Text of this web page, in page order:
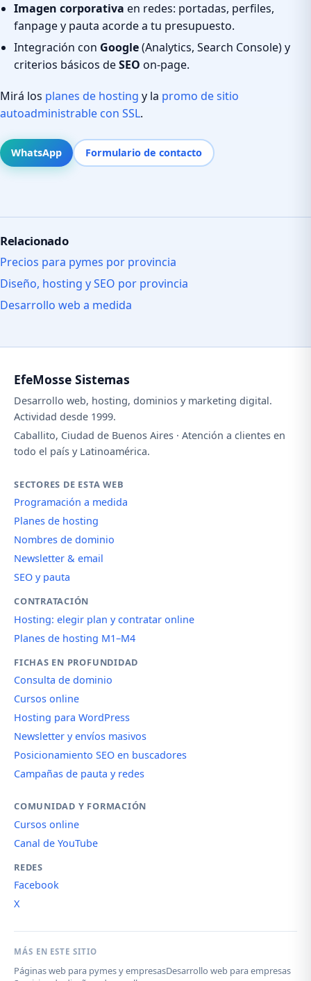
Imagen corporativa en redes: portadas, perfiles,
fanpage y pauta acorde a tu presupuesto.
Integración con Google(Analytics, Search Console) y
criterios básicos deSEO on-page.
Mirá los planes de hosting y la promo de sitio
autoadministrable con SSL.
WhatsApp Formulario de contacto
Relacionado
Precios para pymes por provincia
Diseño, hosting y SEO por provincia
Desarrollo web a medida
EfeMosse Sistemas
Desarrollo web, hosting, dominios y marketing digital.
Actividad desde 1999.
Caballito, Ciudad de Buenos Aires · Atención a clientes en
todo el país y Latinoamérica.
SECTORES DE ESTA WEB
Programación a medida
Planes de hosting
Nombres de dominio
Newsletter & email
SEO y pauta
CONTRATACIÓN
Hosting: elegir plan y contratar online
Planes de hosting M1–M4
FICHAS EN PROFUNDIDAD
Consulta de dominio
Cursos online
Hosting para WordPress
Newsletter y envíos masivos
Posicionamiento SEO en buscadores
Campañas de pauta y redes
COMUNIDAD Y FORMACIÓN
Cursos online
Canal de YouTube
REDES
Facebook
X
MÁS EN ESTE SITIO
Páginas web para pymes y empresasDesarrollo web para empresas